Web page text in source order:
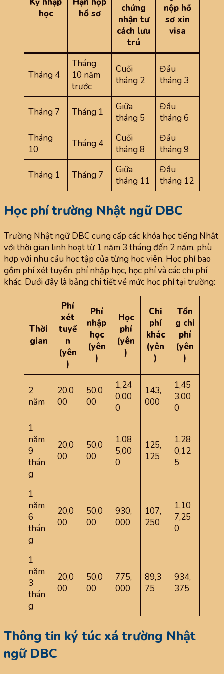
học
hồ sơ
chứng
nhận tư
cách lưu
trú
nộp hồ
sơ xin
visa
Tháng 4
Tháng
10 năm
trước
Cuối
tháng 2
Đầu
tháng 3
Tháng 7 Tháng 1
Giữa
tháng 5
Đầu
tháng 6
Tháng
10
Tháng 4
Cuối
tháng 8
Đầu
tháng 9
Tháng 1 Tháng 7
Giữa
tháng 11
Đầu
tháng 12
Học phí trường Nhật ngữ DBC
Trường Nhật ngữ DBC cung cấp các khóa học tiếng Nhật
với thời gian linh hoạt từ 1 năm 3 tháng đến 2 năm, phù
hợp với nhu cầu học tập của từng học viên. Học phí bao
gồm phí xét tuyển, phí nhập học, học phí và các chi phí
khác. Dưới đây là bảng chi tiết về mức học phí tại trường:
Thời
gian
Phí
xét
tuyể
n
(yên
)
Phí
nhập
học
(yên
)
Học
phí
(yên
)
Chi
phí
khác
(yên
)
Tổn
g chi
phí
(yên
)
2
năm
20,0
00
50,0
00
1,24
0,00
0
143,
000
1,45
3,00
0
1
năm
9
thán
g
20,0
00
50,0
00
1,08
5,00
0
125,
125
1,28
0,12
5
1
năm
6
thán
g
20,0
00
50,0
00
930,
000
107,
250
1,10
7,25
0
1
năm
3
thán
g
20,0
00
50,0
00
775,
000
89,3
75
934,
375
Thông tin ký túc xá trường Nhật
ngữ DBC